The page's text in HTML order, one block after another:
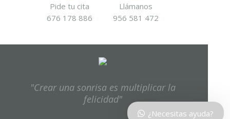
Pide tu cita
676 178 886
Llámanos
956 581 472
"Crear una sonrisa es multiplicar la
felicidad"
¿Necesitas ayuda?